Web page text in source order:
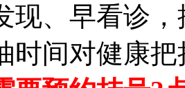
现、早看诊
时间对健康